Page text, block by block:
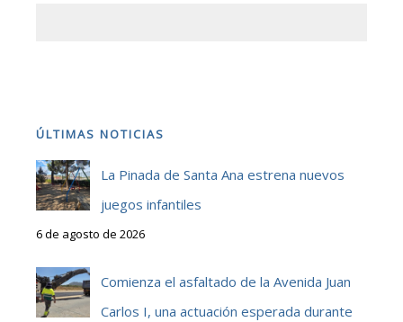
ÚLTIMAS NOTICIAS
La Pinada de Santa Ana estrena nuevos
juegos infantiles
6 de agosto de 2026
Comienza el asfaltado de la Avenida Juan
Carlos I, una actuación esperada durante